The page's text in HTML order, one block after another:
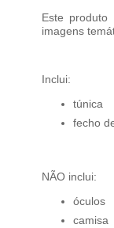
Este
imagens
Inclui:
túnica
fecho
NÃO inclui:
óculos
camisa